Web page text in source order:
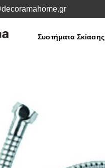
Συστήματα Σκίασης